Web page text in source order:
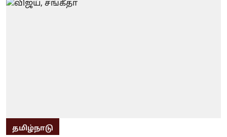
தமிழ்நாடு